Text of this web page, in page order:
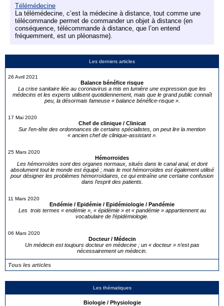
Les derniers articles
26 Avril 2021
Balance bénéfice risque
La crise sanitaire liée au coronavirus a mis en lumière une expression que les
médecins et les experts utilisent quotidiennement, mais que le grand public connaît
peu, la désormais fameuse « balance bénéfice-risque ».
17 Mai 2020
Chef de clinique / Clinicat
Sur l’en-tête des ordonnances de certains spécialistes, on peut lire la mention
« ancien chef de clinique-assistant ».
25 Mars 2020
Hémorroïdes
Les hémorroïdes sont des organes normaux, situés dans le canal anal, et dont
absolument tout le monde est équipé ; mais le mot hémorroïdes est également utilisé
pour désigner les problèmes hémorroïdaires, ce qui entraîne une certaine confusion
dans l’esprit des patients.
11 Mars 2020
Endémie / Epidémie / Epidémiologie / Pandémie
Les trois termes « endémie », « épidémie » et « pandémie » appartiennent au
vocabulaire de l’épidémiologie.
06 Mars 2020
Docteur / Médecin
Un médecin est toujours docteur en médecine ; un « docteur » n’est pas
nécessairement un médecin.
Tous les articles
Les thématiques
Biologie / Physiologie
Télémédecine
La télémédecine, c’est la médecine à distance, tout comme une
télécommande permet de commander un objet à distance (en
conséquence, télécommande à distance, que l’on entend
fréquemment, est un pléonasme).